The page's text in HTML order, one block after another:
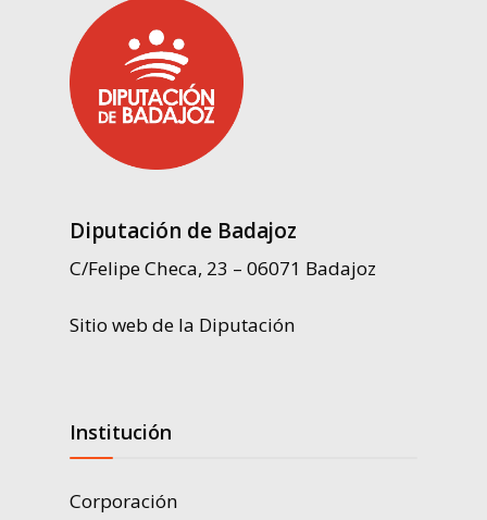
Diputación de Badajoz
C/Felipe Checa, 23 – 06071 Badajoz
Sitio web de la Diputación
Institución
Corporación